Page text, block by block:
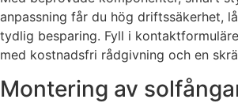
anpassning får du hög driftssäkerhet,
tydlig besparing. Fyll i
med kostnadsfri rådgivning och en
Montering av